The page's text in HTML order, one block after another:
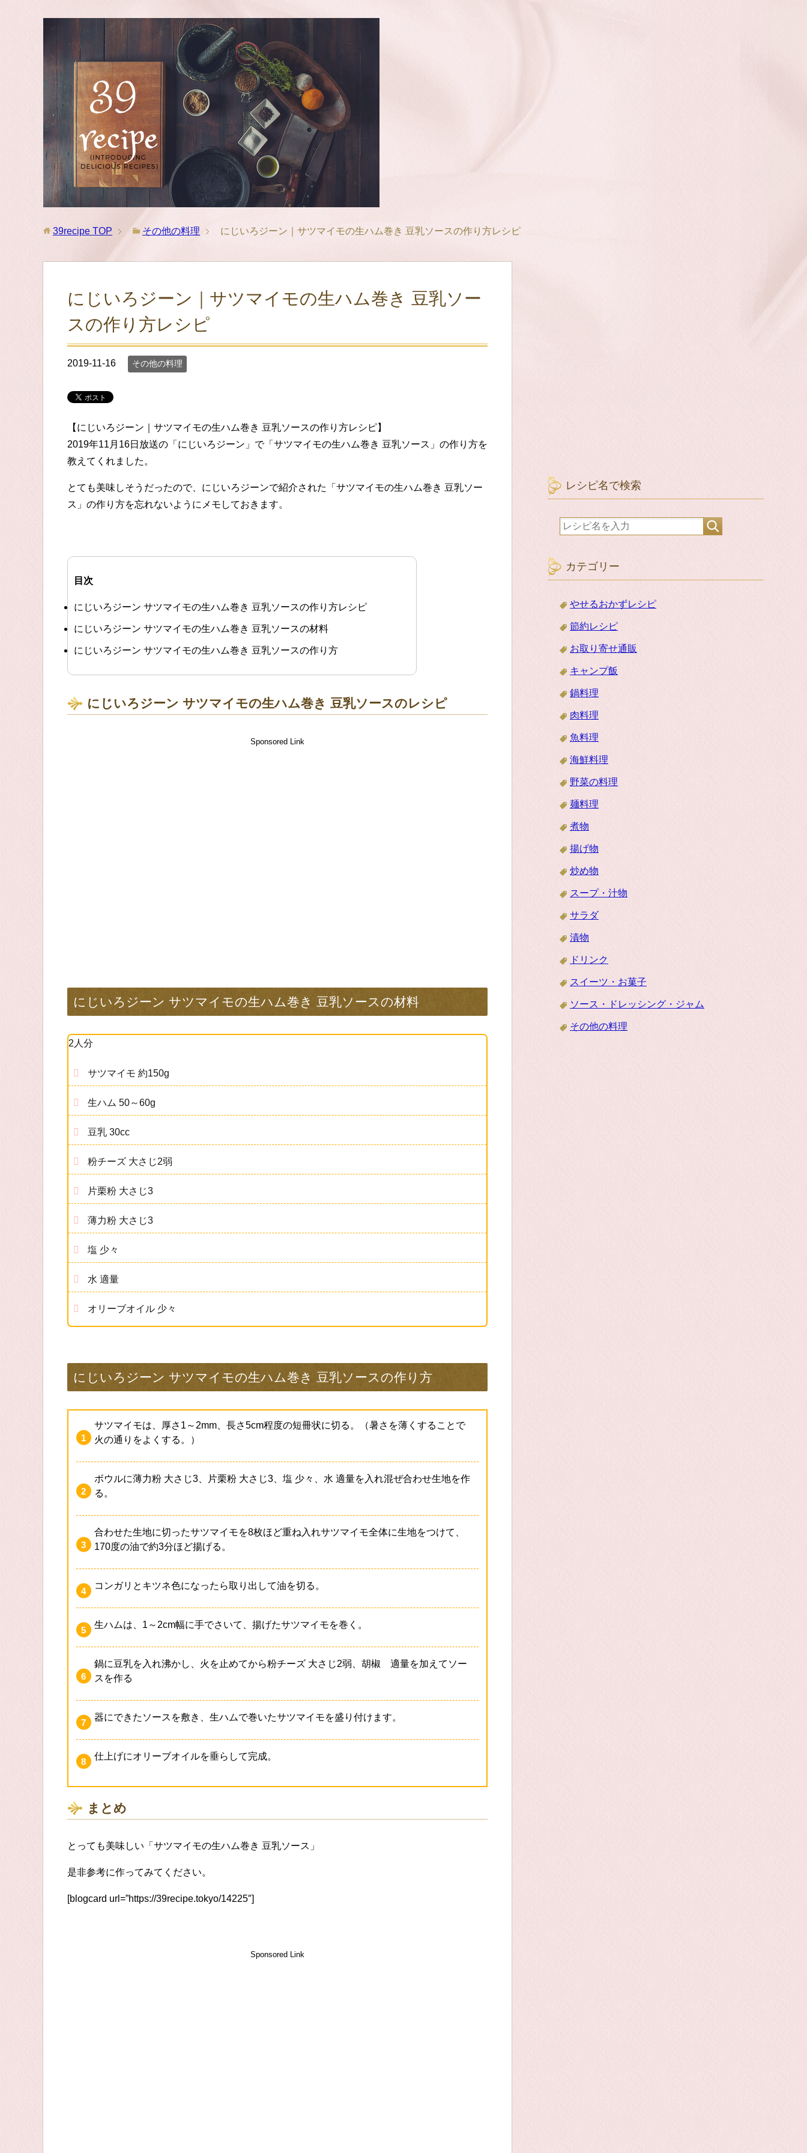
39recipe TOP その他の料理 にじいろジーン｜サツマイモの生ハム巻き 豆乳ソースの作り方レシピ
にじいろジーン｜サツマイモの生ハム巻き 豆乳ソー
スの作り方レシピ
2019-11-16 その他の料理
【にじいろジーン｜サツマイモの生ハム巻き 豆乳ソースの作り方レシピ】
2019年11月16日放送の「にじいろジーン」で「サツマイモの生ハム巻き 豆乳ソース」の作り方を
教えてくれました。
とても美味しそうだったので、にじいろジーンで紹介された「サツマイモの生ハム巻き 豆乳ソー
ス」の作り方を忘れないようにメモしておきます。
目次
にじいろジーン サツマイモの生ハム巻き 豆乳ソースの作り方レシピ
にじいろジーン サツマイモの生ハム巻き 豆乳ソースの材料
にじいろジーン サツマイモの生ハム巻き 豆乳ソースの作り方
にじいろジーン サツマイモの生ハム巻き 豆乳ソースのレシピ
Sponsored Link
にじいろジーン サツマイモの生ハム巻き 豆乳ソースの材料
2人分
サツマイモ 約150g
生ハム 50～60g
豆乳 30cc
粉チーズ 大さじ2弱
片栗粉 大さじ3
薄力粉 大さじ3
塩 少々
水 適量
オリーブオイル 少々
にじいろジーン サツマイモの生ハム巻き 豆乳ソースの作り方
サツマイモは、厚さ1～2mm、長さ5cm程度の短冊状に切る。（暑さを薄くすることで
火の通りをよくする。）
ボウルに薄力粉 大さじ3、片栗粉 大さじ3、塩 少々、水 適量を入れ混ぜ合わせ生地を作
る。
合わせた生地に切ったサツマイモを8枚ほど重ね入れサツマイモ全体に生地をつけて、
170度の油で約3分ほど揚げる。
コンガリとキツネ色になったら取り出して油を切る。
生ハムは、1～2cm幅に手でさいて、揚げたサツマイモを巻く。
鍋に豆乳を入れ沸かし、火を止めてから粉チーズ 大さじ2弱、胡椒 適量を加えてソー
スを作る
器にできたソースを敷き、生ハムで巻いたサツマイモを盛り付けます。
仕上げにオリーブオイルを垂らして完成。
まとめ
とっても美味しい「サツマイモの生ハム巻き 豆乳ソース」
是非参考に作ってみてください。
[blogcard url=”https://39recipe.tokyo/14225″]
Sponsored Link
レシピ名で検索
カテゴリー
やせるおかずレシピ
節約レシピ
お取り寄せ通販
キャンプ飯
鍋料理
肉料理
魚料理
海鮮料理
野菜の料理
麺料理
煮物
揚げ物
炒め物
スープ・汁物
サラダ
漬物
ドリンク
スイーツ・お菓子
ソース・ドレッシング・ジャム
その他の料理